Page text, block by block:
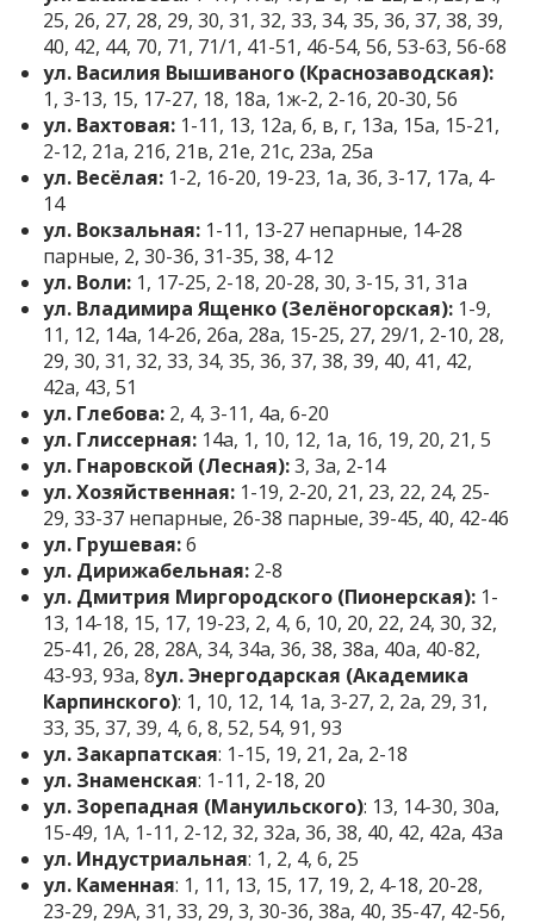
25, 26, 27, 28, 29, 30, 31, 32, 33, 34, 35, 36, 37, 38, 39,
40, 42, 44, 70, 71, 71/1, 41-51, 46-54, 56, 53-63, 56-68
ул. Василия Вышиваного (Краснозаводская):
1, 3-13, 15, 17-27, 18, 18а, 1ж-2, 2-16, 20-30, 56
ул. Вахтовая: 1-11, 13, 12а, б, в, г, 13а, 15а, 15-21,
2-12, 21а, 21б, 21в, 21е, 21с, 23а, 25а
ул. Весёлая: 1-2, 16-20, 19-23, 1а, 3б, 3-17, 17а, 4-
14
ул. Вокзальная: 1-11, 13-27 непарные, 14-28
парные, 2, 30-36, 31-35, 38, 4-12
ул. Воли: 1, 17-25, 2-18, 20-28, 30, 3-15, 31, 31а
ул. Владимира Ященко (Зелёногорская): 1-9,
11, 12, 14а, 14-26, 26а, 28а, 15-25, 27, 29/1, 2-10, 28,
29, 30, 31, 32, 33, 34, 35, 36, 37, 38, 39, 40, 41, 42,
42а, 43, 51
ул. Глебова: 2, 4, 3-11, 4а, 6-20
ул. Глиссерная: 14а, 1, 10, 12, 1а, 16, 19, 20, 21, 5
ул. Гнаровской (Лесная):3, 3а, 2-14
ул. Хозяйственная: 1-19, 2-20, 21, 23, 22, 24, 25-
29, 33-37 непарные, 26-38 парные, 39-45, 40, 42-46
ул. Грушевая:6
ул. Дирижабельная: 2-8
ул. Дмитрия Миргородского (Пионерская): 1-
13, 14-18, 15, 17, 19-23, 2, 4, 6, 10, 20, 22, 24, 30, 32,
25-41, 26, 28, 28А, 34, 34а, 36, 38, 38а, 40а, 40-82,
43-93, 93а, 8ул. Энергодарская (Академика
Карпинского): 1, 10, 12, 14, 1а, 3-27, 2, 2а, 29, 31,
33, 35, 37, 39, 4, 6, 8, 52, 54, 91, 93
ул. Закарпатская: 1-15, 19, 21, 2а, 2-18
ул. Знаменская: 1-11, 2-18, 20
ул. Зорепадная (Мануильского): 13, 14-30, 30а,
15-49, 1A, 1-11, 2-12, 32, 32а, 36, 38, 40, 42, 42а, 43а
ул. Индустриальная: 1, 2, 4, 6, 25
ул. Каменная: 1, 11, 13, 15, 17, 19, 2, 4-18, 20-28,
23-29, 29А, 31, 33, 29, 3, 30-36, 38а, 40, 35-47, 42-56,